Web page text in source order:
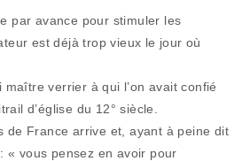
par avance pour stimuler les
est déjà trop vieux le jour où
maître verrier à qui l’on avait confié
d’église du 12° siècle.
de France arrive et, ayant à peine dit
« vous pensez en avoir pour